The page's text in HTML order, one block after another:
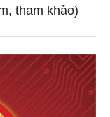
tham khảo)